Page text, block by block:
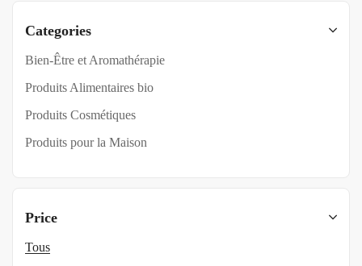
Categories
Bien-Être et Aromathérapie
Produits Alimentaires bio
Produits Cosmétiques
Produits pour la Maison
Price
Tous